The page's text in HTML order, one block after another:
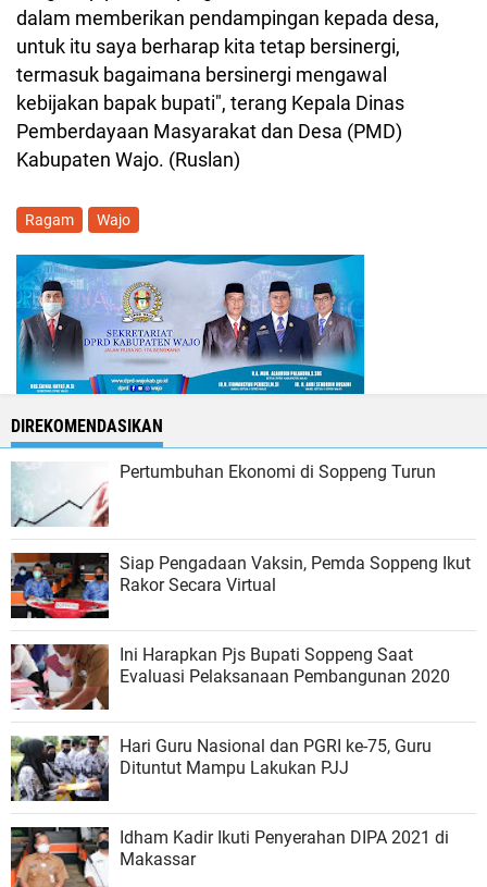
dalam memberikan pendampingan kepada desa,
untuk itu saya berharap kita tetap bersinergi,
termasuk bagaimana bersinergi mengawal
kebijakan bapak bupati", terang Kepala Dinas
Pemberdayaan Masyarakat dan Desa (PMD)
Kabupaten Wajo. (Ruslan)
Ragam Wajo
DIREKOMENDASIKAN
Pertumbuhan Ekonomi di Soppeng Turun
Siap Pengadaan Vaksin, Pemda Soppeng Ikut
Rakor Secara Virtual
Ini Harapkan Pjs Bupati Soppeng Saat
Evaluasi Pelaksanaan Pembangunan 2020
Hari Guru Nasional dan PGRI ke-75, Guru
Dituntut Mampu Lakukan PJJ
Idham Kadir Ikuti Penyerahan DIPA 2021 di
Makassar